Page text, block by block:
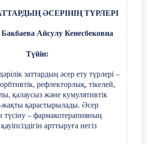
олар бірнеше кезеңнен
барысында препараттың
қауіпсіздігі бағаланады.
зерттеулер
ерекшеліктерін
бір дәріге қалай жауап
мүмкіндік береді. Бұл
қағидаларын жүзеге
рөл атқарады.
немесе жоғары дозада
тудыруы мүмкін.
(мысалы, N-ацетил-
бауыр жасушаларын
гепатоциттердің
ӘСЕРІНІҢ ТҮРЛЕРІ
Айсулу Кенесбековна
Түйін:
заттардың әсер ету түрлері –
рефлекторлық, тікелей,
қалаусыз және кумулятивтік
жақты қарастырылады. Әсер
түсіну – фармакотерапияның
арттыруға негіз